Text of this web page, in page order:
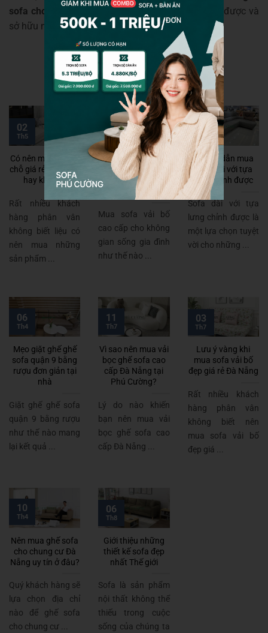
sofa cho chung cư
chất lượng. Chúc bạn sớm tìm được và
sở hữu một sản phẩm như ý!
Có nên mua sofa 3
chỗ giá rẻ Đà Nẵng
hay không?
Rất nhiều khách
hàng phân vân
không biết liệu có
nên mua những
sản phẩm ...
02
Th5
Những điều cần
biết khi chọn mua
sofa vải bố cao
cấp cho gia đình
Mua sofa vải bố
cao cấp cho không
gian sống gia đình
như thế nào ...
13
Th3
Hướng dẫn mua
Sofa dài với tựa
lưng chỉnh được
Sofa dài với tựa
lưng chỉnh được là
một lựa chọn tuyệt
vời cho những ...
29
Th10
Mẹo giặt ghế ghế
sofa quận 9 bằng
rượu đơn giản tại
nhà
Giặt ghế ghế sofa
quận 9 bằng rượu
như thế nào mang
lại kết quả ...
06
Th4
Vì sao nên mua vải
bọc ghế sofa cao
cấp Đà Nẵng tại
Phú Cường?
Lý do nào khiến
bạn nên mua vải
bọc ghế sofa cao
cấp Đà Nẵng ...
11
Th7
Lưu ý vàng khi
mua sofa vải bố
đẹp giá rẻ Đà Nẵng
Rất nhiều khách
hàng phân vân
không biết nên
mua sofa vải bố
đẹp giá ...
03
Th7
Nên mua ghế sofa
cho chung cư Đà
Nẵng uy tín ở đâu?
Quý khách hàng sẽ
lựa chọn địa chỉ
nào để ghế sofa
cho chung cư ...
10
Th4
Giới thiệu những
thiết kế sofa đẹp
nhất Thế giới
Sofa là sản phẩm
nội thất không thể
thiếu trong cuộc
sống của chúng ta
06
Th8